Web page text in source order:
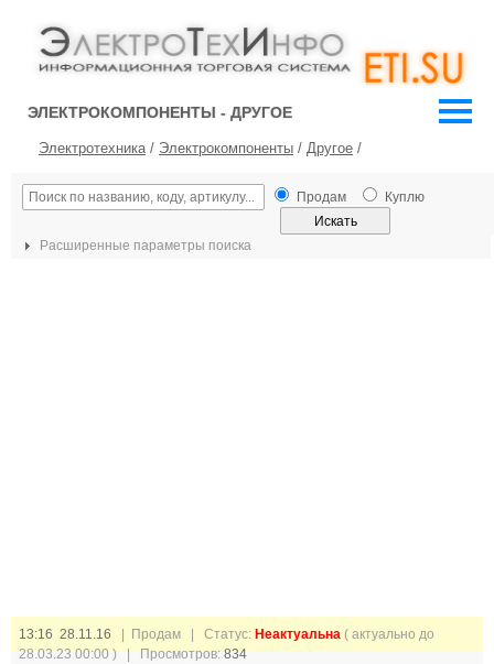
ЭЛЕКТРОКОМПОНЕНТЫ - ДРУГОЕ
Электротехника/ Электрокомпоненты / Другое /
Продам Куплю
Расширенные параметры поиска
13:16 28.11.16 | Продам | Статус: Неактуальна ( актуально до
28.03.23 00:00 ) | Просмотров:834